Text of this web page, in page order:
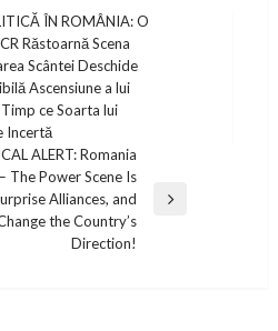
ÎN ROMÂNIA: O
Răstoarnă Scena
Scântei Deschide
Ascensiune a lui
ce Soarta lui
Incertă
ALERT: Romania
The Power Scene Is
Alliances, and
the Country’s
Direction!